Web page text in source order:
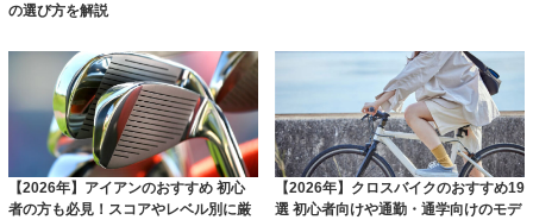
の選び方を解説
【2026年】アイアンのおすすめ 初心
者の方も必見！スコアやレベル別に厳
【2026年】クロスバイクのおすすめ19
選 初心者向けや通勤・通学向けのモデ